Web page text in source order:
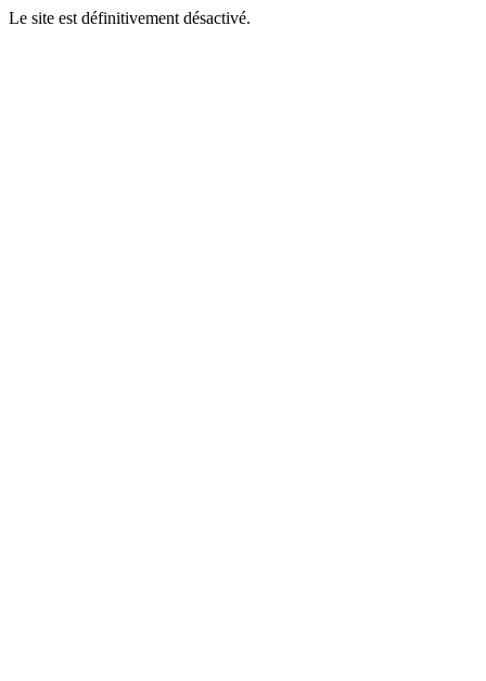
Le site est définitivement désactivé.